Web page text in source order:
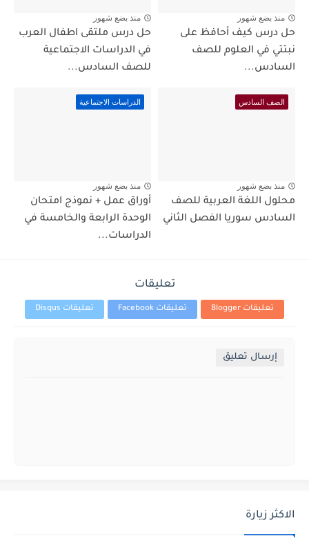
منذ بضع شهور
حل درس كيف أحافظ على
نبتتي في العلوم للصف
السادس...
منذ بضع شهور
حل درس ملتقى اطفال العرب
في الدراسات الاجتماعية
للصف السادس...
الصف السادس
منذ بضع شهور
محلول اللغة العربية للصف
السادس سوريا الفصل الثاني
الدراسات الاجتماعية
منذ بضع شهور
أوراق عمل + نموذج امتحان
الوحدة الرابعة والخامسة في
الدراسات...
تعليقات
تعليقات Blogger تعليقات Facebook تعليقات Disqus
إرسال تعليق
الاكثر زيارة